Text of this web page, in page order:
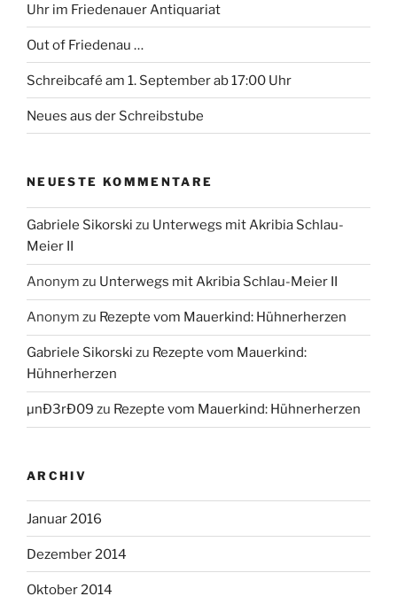
Uhr im Friedenauer Antiquariat
Out of Friedenau …
Schreibcafé am 1. September ab 17:00 Uhr
Neues aus der Schreibstube
NEUESTE KOMMENTARE
Gabriele Sikorski zu Unterwegs mit Akribia Schlau-
Meier II
Anonym zu Unterwegs mit Akribia Schlau-Meier II
Anonym zu Rezepte vom Mauerkind: Hühnerherzen
Gabriele Sikorski zu Rezepte vom Mauerkind:
Hühnerherzen
µnÐ3rÐ09 zu Rezepte vom Mauerkind: Hühnerherzen
ARCHIV
Januar 2016
Dezember 2014
Oktober 2014